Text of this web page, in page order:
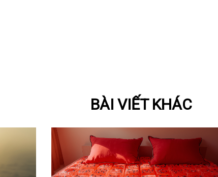
BÀI VIẾT KHÁC